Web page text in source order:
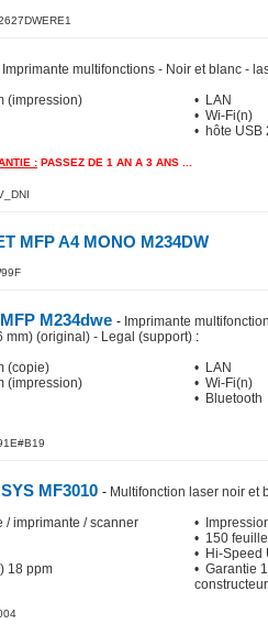
Imprimante multifonctions - Noir et blanc -
(impression)
• LAN
• Wi-Fi(n)
• hôte USB
: PASSEZ DE 1 AN A 3 ANS ...
MFP A4 MONO M234DW
M234dwe - Imprimante
mm) (original) - Legal (support) :
(copie)
(impression)
• LAN
• Wi-Fi(n)
• Bluetooth
MF3010 - Multifonction laser noir et
/ imprimante / scanner
18 ppm
•
• 150
• Hi-Speed
• Garantie
constructeur